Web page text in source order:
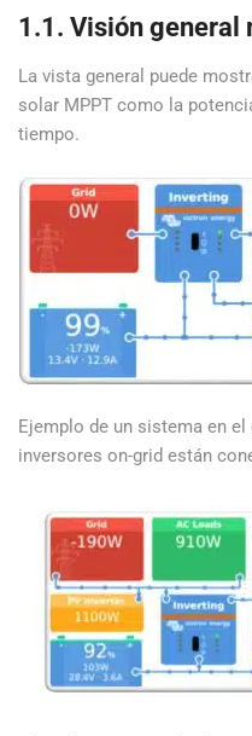
1.1. Visión general
La vista general puede
solar MPPT como la
tiempo.
Ejemplo de un sistema en
inversores on-grid están